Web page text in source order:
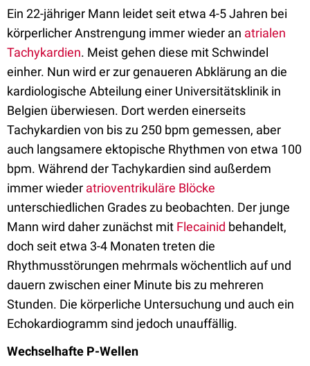
Ein 22-jähriger Mann leidet seit etwa 4-5 Jahren bei
körperlicher Anstrengung immer wieder an atrialen
Tachykardien. Meist gehen diese mit Schwindel
einher. Nun wird er zur genaueren Abklärung an die
kardiologische Abteilung einer Universitätsklinik in
Belgien überwiesen. Dort werden einerseits
Tachykardien von bis zu 250 bpm gemessen, aber
auch langsamere ektopische Rhythmen von etwa 100
bpm. Während der Tachykardien sind außerdem
immer wieder atrioventrikuläre Blöcke
unterschiedlichen Grades zu beobachten. Der junge
Mann wird daher zunächst mit Flecainid behandelt,
doch seit etwa 3-4 Monaten treten die
Rhythmusstörungen mehrmals wöchentlich auf und
dauern zwischen einer Minute bis zu mehreren
Stunden. Die körperliche Untersuchung und auch ein
Echokardiogramm sind jedoch unauffällig.
Wechselhafte P-Wellen